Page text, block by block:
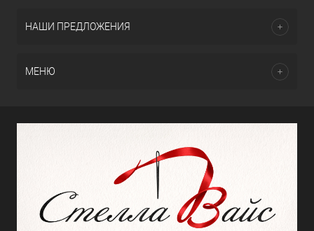
НАШИ ПРЕДЛОЖЕНИЯ
МЕНЮ